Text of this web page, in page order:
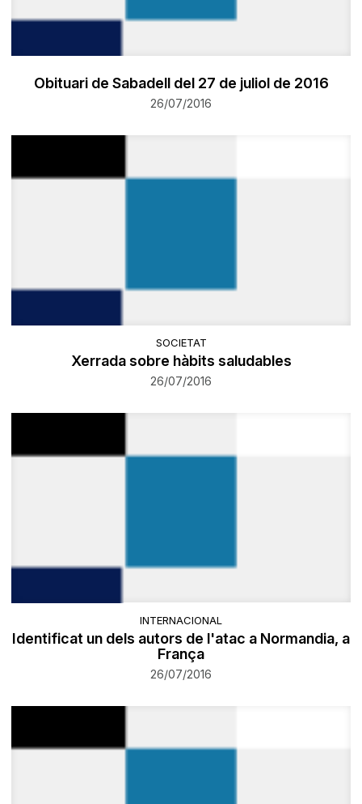
Obituari de Sabadell del 27 de juliol de 2016
26/07/2016
SOCIETAT
Xerrada sobre hàbits saludables
26/07/2016
INTERNACIONAL
Identificat un dels autors de l'atac a Normandia, a
França
26/07/2016